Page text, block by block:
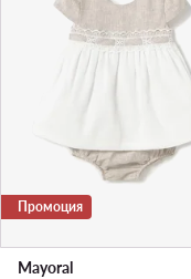
Промоция
Mayoral